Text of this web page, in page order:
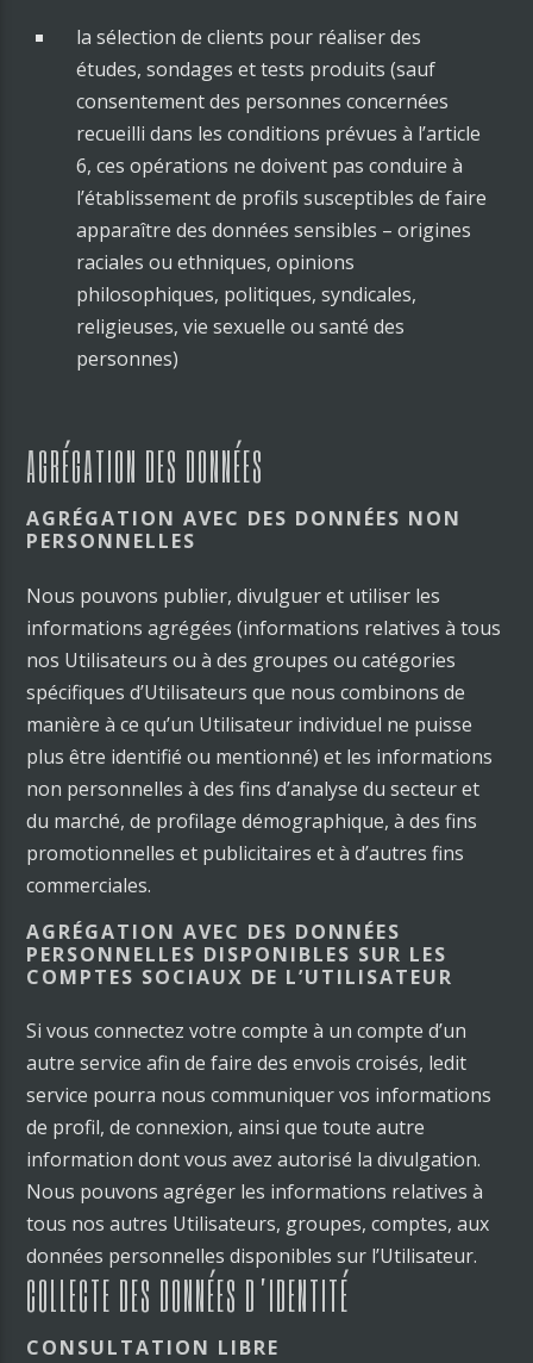
la sélection de clients pour réaliser des
études, sondages et tests produits (sauf
consentement des personnes concernées
recueilli dans les conditions prévues à l’article
6, ces opérations ne doivent pas conduire à
l’établissement de profils susceptibles de faire
apparaître des données sensibles – origines
raciales ou ethniques, opinions
philosophiques, politiques, syndicales,
religieuses, vie sexuelle ou santé des
personnes)
AGRÉGATION DES DONNÉES
AGRÉGATION AVEC DES DONNÉES NON
PERSONNELLES
Nous pouvons publier, divulguer et utiliser les
informations agrégées (informations relatives à tous
nos Utilisateurs ou à des groupes ou catégories
spécifiques d’Utilisateurs que nous combinons de
manière à ce qu’un Utilisateur individuel ne puisse
plus être identifié ou mentionné) et les informations
non personnelles à des fins d’analyse du secteur et
du marché, de profilage démographique, à des fins
promotionnelles et publicitaires et à d’autres fins
commerciales.
AGRÉGATION AVEC DES DONNÉES
PERSONNELLES DISPONIBLES SUR LES
COMPTES SOCIAUX DE L’UTILISATEUR
Si vous connectez votre compte à un compte d’un
autre service afin de faire des envois croisés, ledit
service pourra nous communiquer vos informations
de profil, de connexion, ainsi que toute autre
information dont vous avez autorisé la divulgation.
Nous pouvons agréger les informations relatives à
tous nos autres Utilisateurs, groupes, comptes, aux
données personnelles disponibles sur l’Utilisateur.
COLLECTE DES DONNÉES D’IDENTITÉ
CONSULTATION LIBRE